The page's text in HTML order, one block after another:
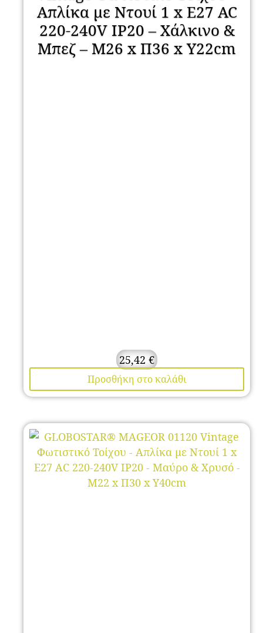
Απλίκα με Ντουί 1 x E27 AC
220-240V IP20 – Χάλκινο &
Μπεζ – Μ26 x Π36 x Υ22cm
25,42 €
Προσθήκη στο καλάθι